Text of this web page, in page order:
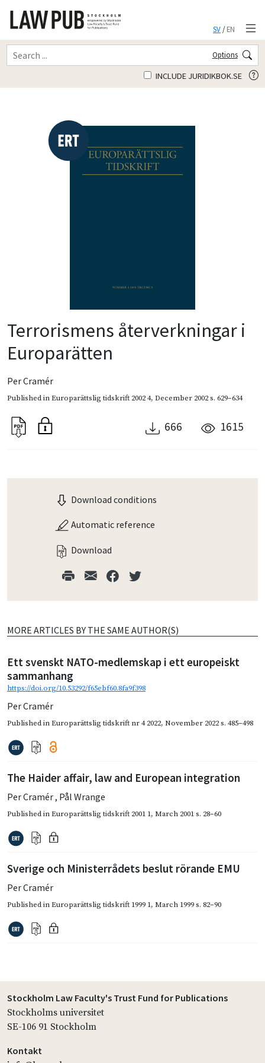
SV/EN
Options
INCLUDE JURIDIKBOK.SE
Terrorismens återverkningar i
Europarätten
Per Cramér
Published inEuroparättslig tidskrift 2002 4, December 2002s. 629–634
666 1615
Download conditions
Automatic reference
Download
MORE ARTICLES BY THE SAME AUTHOR(S)
Ett svenskt NATO-medlemskap i ett europeiskt
sammanhang
https://doi.org/10.53292/f65ebf60.8fa9f398
Per Cramér
Published inEuroparättslig tidskrift nr 4 2022, November 2022s. 485–498
The Haider affair, law and European integration
Per Cramér, Pål Wrange
Published inEuroparättslig tidskrift 2001 1, March 2001s. 28–60
Sverige och Ministerrådets beslut rörande EMU
Per Cramér
Published inEuroparättslig tidskrift 1999 1, March 1999s. 82–90
Stockholm Law Faculty's Trust Fund for Publications
Stockholms universitet
SE-106 91 Stockholm
Kontakt